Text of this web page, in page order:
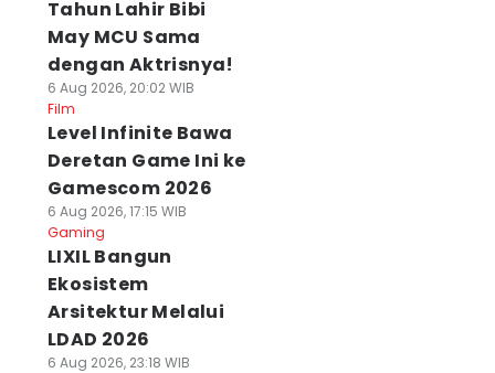
Tahun Lahir Bibi
May MCU Sama
dengan Aktrisnya!
6 Aug 2026, 20:02 WIB
Film
Level Infinite Bawa
Deretan Game Ini ke
Gamescom 2026
6 Aug 2026, 17:15 WIB
Gaming
LIXIL Bangun
Ekosistem
Arsitektur Melalui
LDAD 2026
6 Aug 2026, 23:18 WIB